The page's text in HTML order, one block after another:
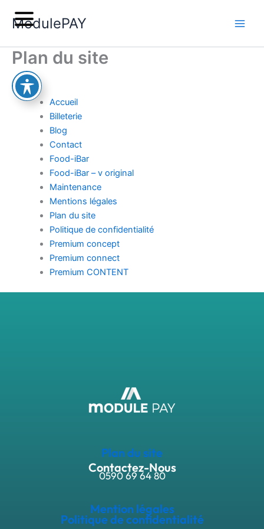
ModulePAY
Plan du site
Pages
Accueil
Billeterie
Blog
Contact
Food-iBar
Food-iBar – v original
Maintenance
Mentions légales
Plan du site
Politique de confidentialité
Premium concept
Premium connect
Premium CONTENT
Plan du site
Contactez-Nous
0590 69 64 80
Mention légales
Politique de confidentialité